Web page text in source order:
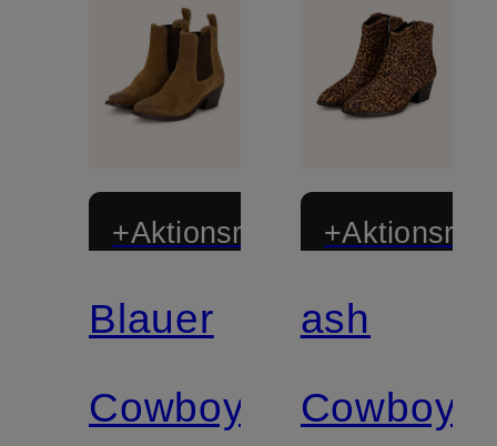
+Aktionsrabatt
Blauer
Cowboy
Zertifiziert
ash
Cowboy